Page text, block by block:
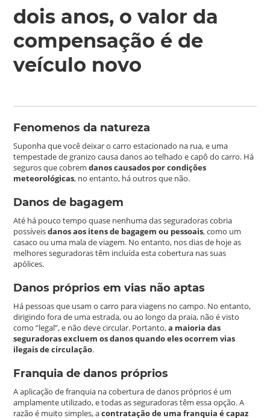
dois anos, o valor da
compensação é de
veículo novo
Fenomenos da natureza
Suponha que você deixar o carro estacionado na rua, e uma
tempestade de granizo causa danos ao telhado e capô do carro. Há
seguros que cobremdanos causados ​​por condições
meteorológicas, no entanto, há outros que não.
Danos de bagagem
Até há pouco tempo quase nenhuma das seguradoras cobria
possíveisdanos aos itens de bagagem ou pessoais, como um
casaco ou uma mala de viagem. No entanto, nos dias de hoje as
melhores seguradoras têm incluída esta cobertura nas suas
apólices.
Danos próprios em vias não aptas
Há pessoas que usam o carro para viagens no campo. No entanto,
dirigindo fora de uma estrada, ou ao longo da praia, não é visto
como ”legal”, e não deve circular. Portanto,a maioria das
seguradoras excluem os danos quando eles ocorrem vias
ilegais de circulação.
Franquia de danos próprios
A aplicação de franquia na cobertura de danos próprios é um
amplamente utilizado, e todas as seguradoras têm essa opção. A
razão é muito simples, acontratação de uma franquia é capaz